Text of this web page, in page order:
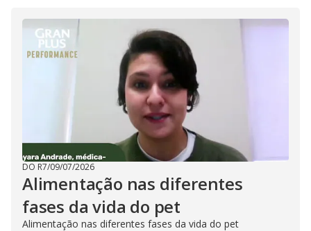
DO R7/09/07/2026
Alimentação nas diferentes
fases da vida do pet
Alimentação nas diferentes fases da vida do pet